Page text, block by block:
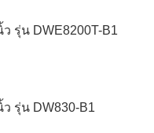
ว รุ่น DWE8200T-B1
ว รุ่น DW830-B1